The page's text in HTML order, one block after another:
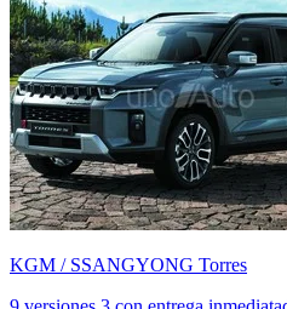
KGM / SSANGYONG Torres